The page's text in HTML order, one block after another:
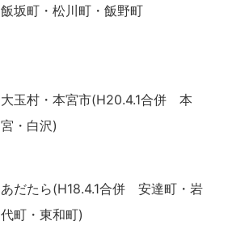
飯坂町・松川町・飯野町
大玉村・本宮市(H20.4.1合併 本
宮・白沢)
あだたら(H18.4.1合併 安達町・岩
代町・東和町)